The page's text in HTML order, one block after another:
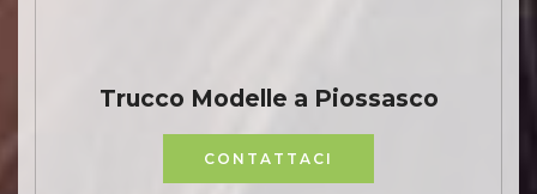
Trucco Modelle a Piossasco
CONTATTACI